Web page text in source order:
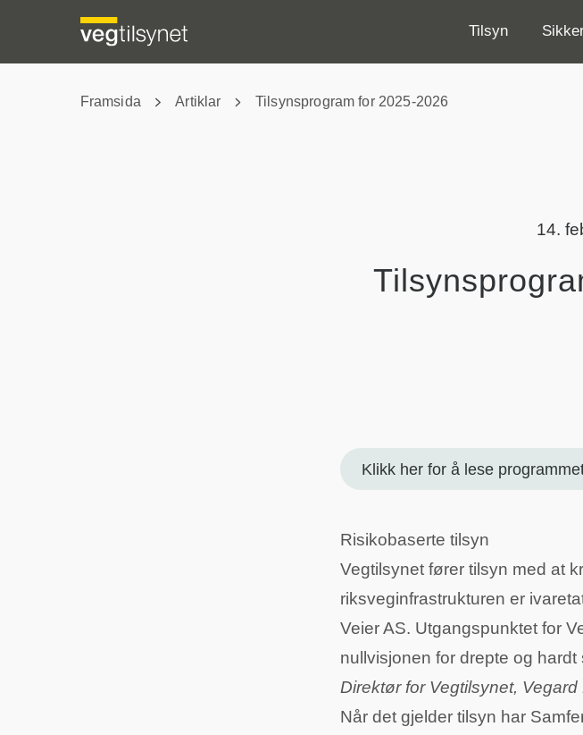
Tilsyn
Framsida Artiklar Tilsynsprogram for 2025-2026
14.
Klikk her for å lese
Risikobaserte tilsyn
Vegtilsynet fører tilsyn med at
riksveginfrastrukturen er
Veier AS. Utgangspunktet for
nullvisjonen for drepte og
Direktør for Vegtilsynet,
Når det gjelder tilsyn har